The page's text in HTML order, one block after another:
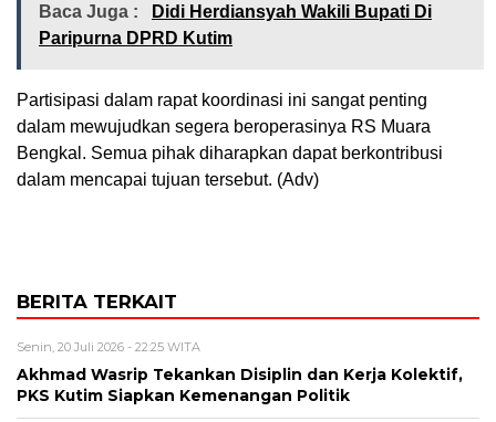
Baca Juga :
Didi Herdiansyah Wakili Bupati Di
Paripurna DPRD Kutim
Partisipasi dalam rapat koordinasi ini sangat penting
dalam mewujudkan segera beroperasinya RS Muara
Bengkal. Semua pihak diharapkan dapat berkontribusi
dalam mencapai tujuan tersebut. (Adv)
BERITA TERKAIT
Senin, 20 Juli 2026 - 22:25 WITA
Akhmad Wasrip Tekankan Disiplin dan Kerja Kolektif,
PKS Kutim Siapkan Kemenangan Politik